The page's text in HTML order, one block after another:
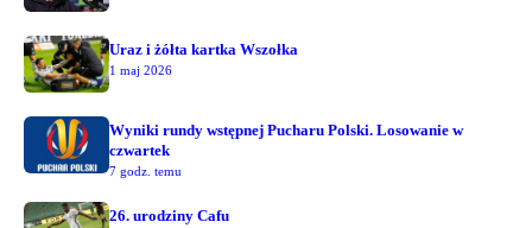
Uraz i żółta kartka Wszołka
1 maj 2026
Wyniki rundy wstępnej Pucharu Polski. Losowanie w
czwartek
7 godz. temu
26. urodziny Cafu